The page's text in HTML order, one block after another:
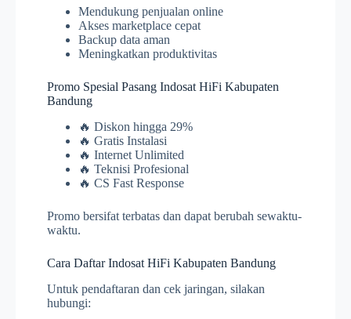
Mendukung penjualan online
Akses marketplace cepat
Backup data aman
Meningkatkan produktivitas
Promo Spesial Pasang Indosat HiFi Kabupaten
Bandung
🔥 Diskon hingga 29%
🔥 Gratis Instalasi
🔥 Internet Unlimited
🔥 Teknisi Profesional
🔥 CS Fast Response
Promo bersifat terbatas dan dapat berubah sewaktu-
waktu.
Cara Daftar Indosat HiFi Kabupaten Bandung
Untuk pendaftaran dan cek jaringan, silakan
hubungi: